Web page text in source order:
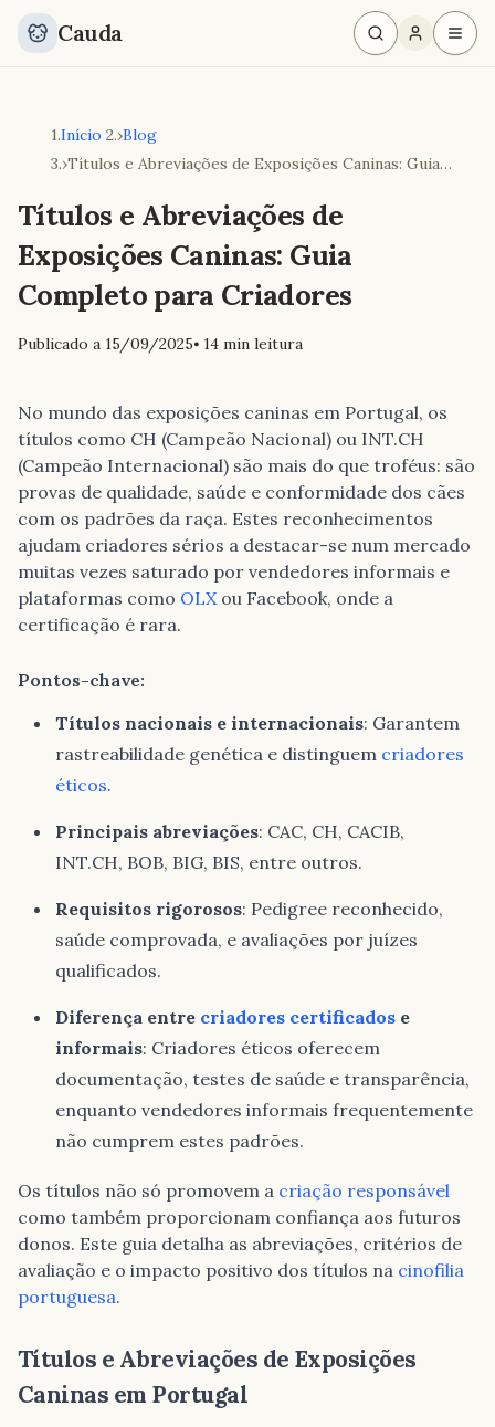
Cauda
Início ›Blog
›Títulos e Abreviações de Exposições Caninas: Guia
Títulos e Abreviações de
Exposições Caninas: Guia
Completo para Criadores
Publicado a 15/09/2025⦁ 14 min leitura
No mundo das exposições caninas em Portugal, os
títulos como CH (Campeão Nacional) ou INT.CH
(Campeão Internacional) são mais do que troféus: são
provas de qualidade, saúde e conformidade dos cães
com os padrões da raça. Estes reconhecimentos
ajudam criadores sérios a destacar-se num mercado
muitas vezes saturado por vendedores informais e
plataformas como OLXou Facebook, onde a
certificação é rara.
Pontos-chave:
Títulos nacionais e internacionais: Garantem
rastreabilidade genética e distinguem criadores
éticos.
Principais abreviações: CAC, CH, CACIB,
INT.CH, BOB, BIG, BIS, entre outros.
Requisitos rigorosos: Pedigree reconhecido,
saúde comprovada, e avaliações por juízes
qualificados.
Diferença entre criadores certificados e
informais: Criadores éticos oferecem
documentação, testes de saúde e transparência,
enquanto vendedores informais frequentemente
não cumprem estes padrões.
Os títulos não só promovem a criação responsável
como também proporcionam confiança aos futuros
donos. Este guia detalha as abreviações, critérios de
avaliação e o impacto positivo dos títulos na cinofilia
portuguesa.
Títulos e Abreviações de Exposições
Caninas em Portugal